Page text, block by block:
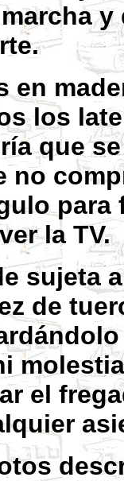
en
los
que
no
la TV.
sujeta
de
el